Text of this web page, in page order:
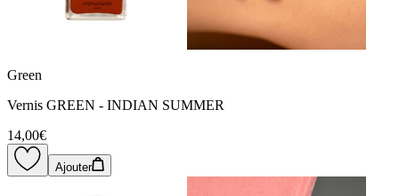
Green
Vernis GREEN - INDIAN SUMMER
14,00€
Ajouter